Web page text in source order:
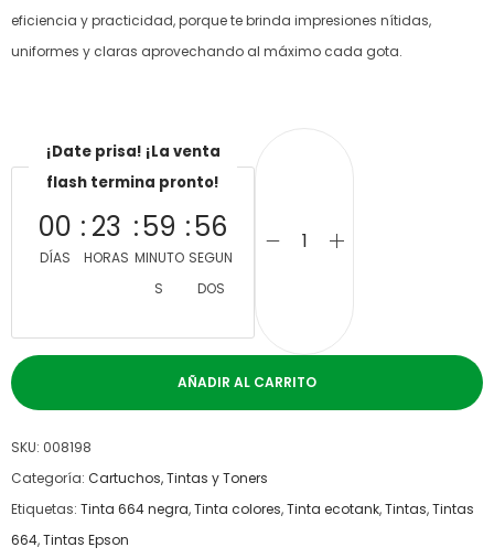
eficiencia y practicidad, porque te brinda impresiones nítidas,
uniformes y claras aprovechando al máximo cada gota.
¡Date prisa! ¡La venta
flash termina pronto!
00
DÍAS
23
HORAS
59
MINUTO
S
56
SEGUN
DOS
AÑADIR AL CARRITO
SKU: 008198
Categoría: Cartuchos, Tintas y Toners
Etiquetas: Tinta 664 negra,Tinta colores,Tinta ecotank,Tintas,Tintas
664,Tintas Epson